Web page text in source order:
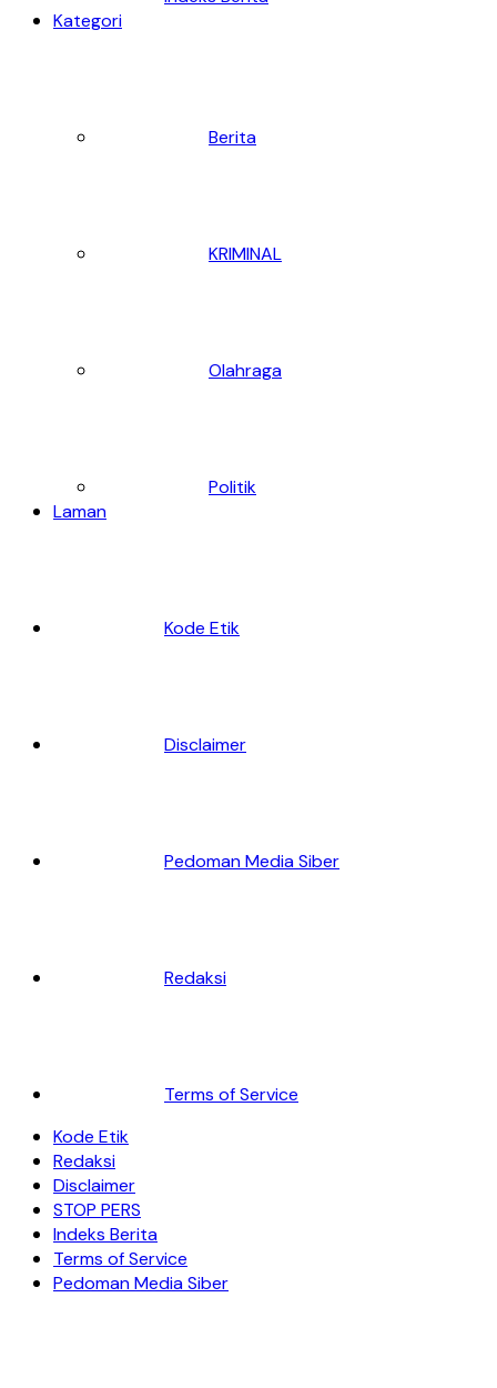
Kategori
Berita
KRIMINAL
Olahraga
Politik
Laman
Kode Etik
Disclaimer
Pedoman Media Siber
Redaksi
Terms of Service
Kode Etik
Redaksi
Disclaimer
STOP PERS
Indeks Berita
Terms of Service
Pedoman Media Siber